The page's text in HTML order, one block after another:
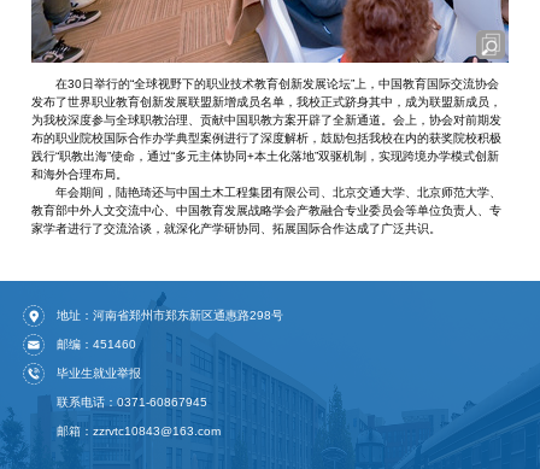
在30日举行的“全球视野下的职业技术教育创新发展论坛”上，中国教育国际交流协会
发布了世界职业教育创新发展联盟新增成员名单，我校正式跻身其中，成为联盟新成员，
为我校深度参与全球职教治理、贡献中国职教方案开辟了全新通道。会上，协会对前期发
布的职业院校国际合作办学典型案例进行了深度解析，鼓励包括我校在内的获奖院校积极
践行“职教出海”使命，通过“多元主体协同+本土化落地”双驱机制，实现跨境办学模式创新
和海外合理布局。
年会期间，陆艳琦还与中国土木工程集团有限公司、北京交通大学、北京师范大学、
教育部中外人文交流中心、中国教育发展战略学会产教融合专业委员会等单位负责人、专
家学者进行了交流洽谈，就深化产学研协同、拓展国际合作达成了广泛共识。
地址：河南省郑州市郑东新区通惠路298号
邮编：451460
毕业生就业举报
联系电话：0371-60867945
邮箱：zzrvtc10843@163.com